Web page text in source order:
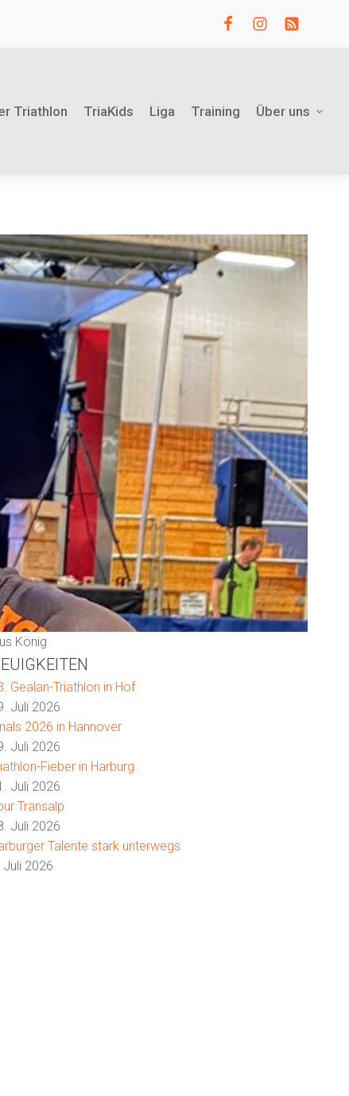
Triathlon TriaKids Liga Training Über uns
König
Gealan-Triathlon in Hof
Juli 2026
2026 in Hannover
Juli 2026
Fieber in Harburg
Juli 2026
Transalp
Juli 2026
Talente stark unterwegs
Juli 2026